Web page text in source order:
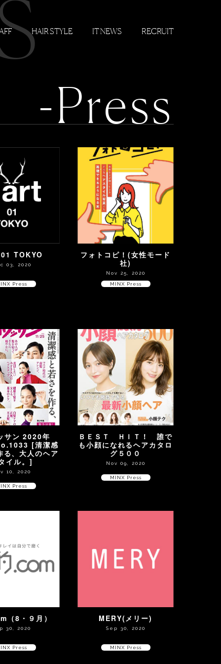
HAIR STYLE IT NEWS RECRUIT
-Press
TOKYO
03, 2020
Press
フォトコピ！(女性モード
社)
Nov 25, 2020
MINX Press
サン 2020年
[清潔感
る、大人のヘア
イル。]
10, 2020
Press
ＢＥＳＴ ＨＩＴ！ 誰で
も小顔になれるヘアカタロ
グ５００
Nov 09, 2020
MINX Press
（8・９月）
30, 2020
Press
MERY(メリー)
Sep 30, 2020
MINX Press